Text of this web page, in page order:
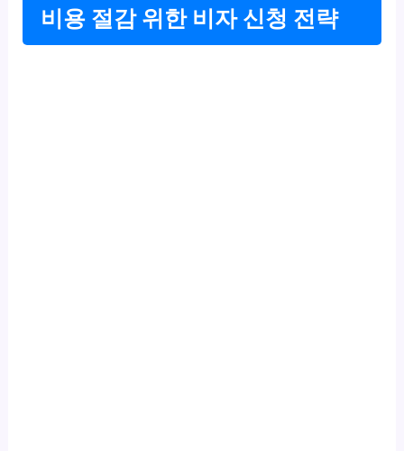
비용 절감 위한 비자 신청 전략